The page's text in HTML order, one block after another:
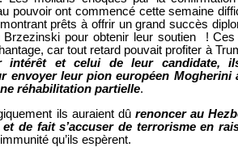
pouvoir ont commencé cette semaine
prêts à offrir un grand succès
Brzezinski pour obtenir leur soutien ! Ces
car tout retard pouvait profiter à
intérêt et celui de leur candidate,
envoyer leur pion européen Mogherini
réhabilitation partielle.
ils auraient dû renoncer au
de fait s’accuser de terrorisme en
qu’ils espèrent.